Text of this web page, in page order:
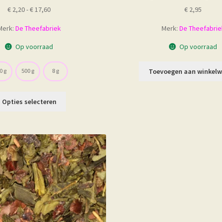
€ 2,20-€17,60Prijsklasse:
tot
De Theefabriek
Op voorraad
g 500 g 8 g
Opties selecteren
variaties.
Deze
optie
kan
gekozen
worden
op
de
€ 2,95
Merk: De
Op voorraad
Toevoegen aan